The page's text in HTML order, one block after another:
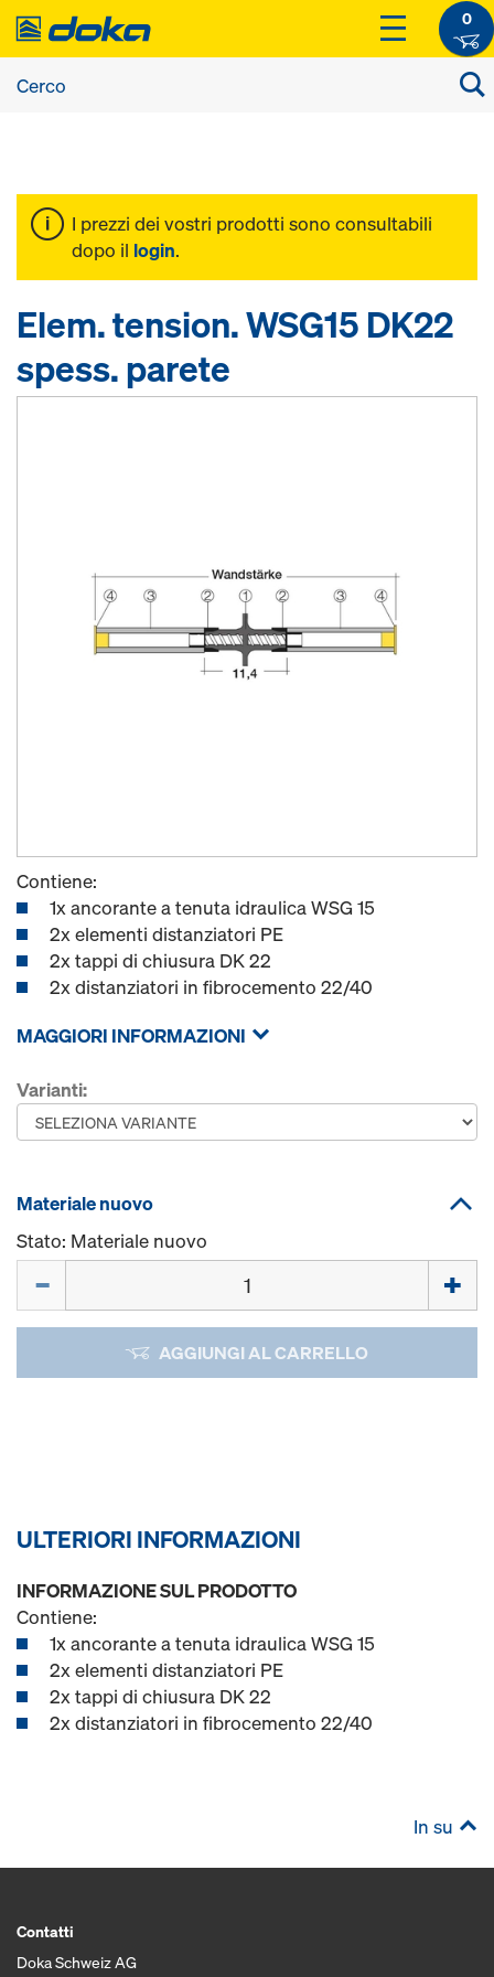
0
I prezzi dei vostri prodotti sono consultabili
dopo il login.
Elem. tension. WSG15 DK22
spess. parete
Contiene:
1x ancorante a tenuta idraulica WSG 15
2x elementi distanziatori PE
2x tappi di chiusura DK 22
2x distanziatori in fibrocemento 22/40
MAGGIORI INFORMAZIONI
Varianti:
Materiale nuovo
Stato: Materiale nuovo
AGGIUNGI AL CARRELLO
ULTERIORI INFORMAZIONI
INFORMAZIONE SUL PRODOTTO
Contiene:
1x ancorante a tenuta idraulica WSG 15
2x elementi distanziatori PE
2x tappi di chiusura DK 22
2x distanziatori in fibrocemento 22/40
In su
Contatti
Doka Schweiz AG